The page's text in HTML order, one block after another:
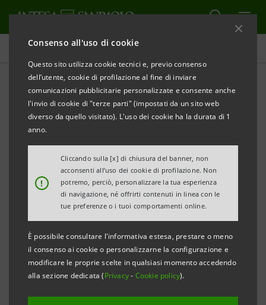
Consenso all'uso di cookie
Questo sito utilizza cookie tecnici e, previo consenso
dell’utente, cookie di profilazione al fine di inviare
comunicazioni pubblicitarie personalizzate e consente anche
l'invio di cookie di "terze parti" (impostati da un sito web
diverso da quello visitato). L'uso dei cookie ha la durata di 1
anno.
!
Cliccando sulla [x] di chiusura del banner, non
acconsenti all’uso dei cookie di profilazione. Non
potremo, perciò, personalizzare la tua esperienza
di navigazione, né offrirti contenuti in linea con le
tue preferenze o i tuoi comportamenti online.
È possibile consultare l'informativa estesa, prestare o meno
il consenso ai cookie o personalizzarne la configurazione e
modificare le proprie scelte in qualsiasi momento accedendo
alla sezione dedicata (Privacy- Cookie policy).
Comunicati stampa
STAMPA AGGIORNA
COMUNICATO STAMPA
BANCA DELL’ADRIATICO: 50 MILIONI DI EURO PER I
DANNI CAUSATI DAL MALTEMPO
• Finanziamenti a condizioni agevolate e iter
semplificato
Bologna, 9 febbraio 2015. Cariromagna, Carisbo, Banca
Monte Parma e Banca dell’Adriatico, le Banche del
Gruppo Intesa Sanpaolo che operano in Emilia